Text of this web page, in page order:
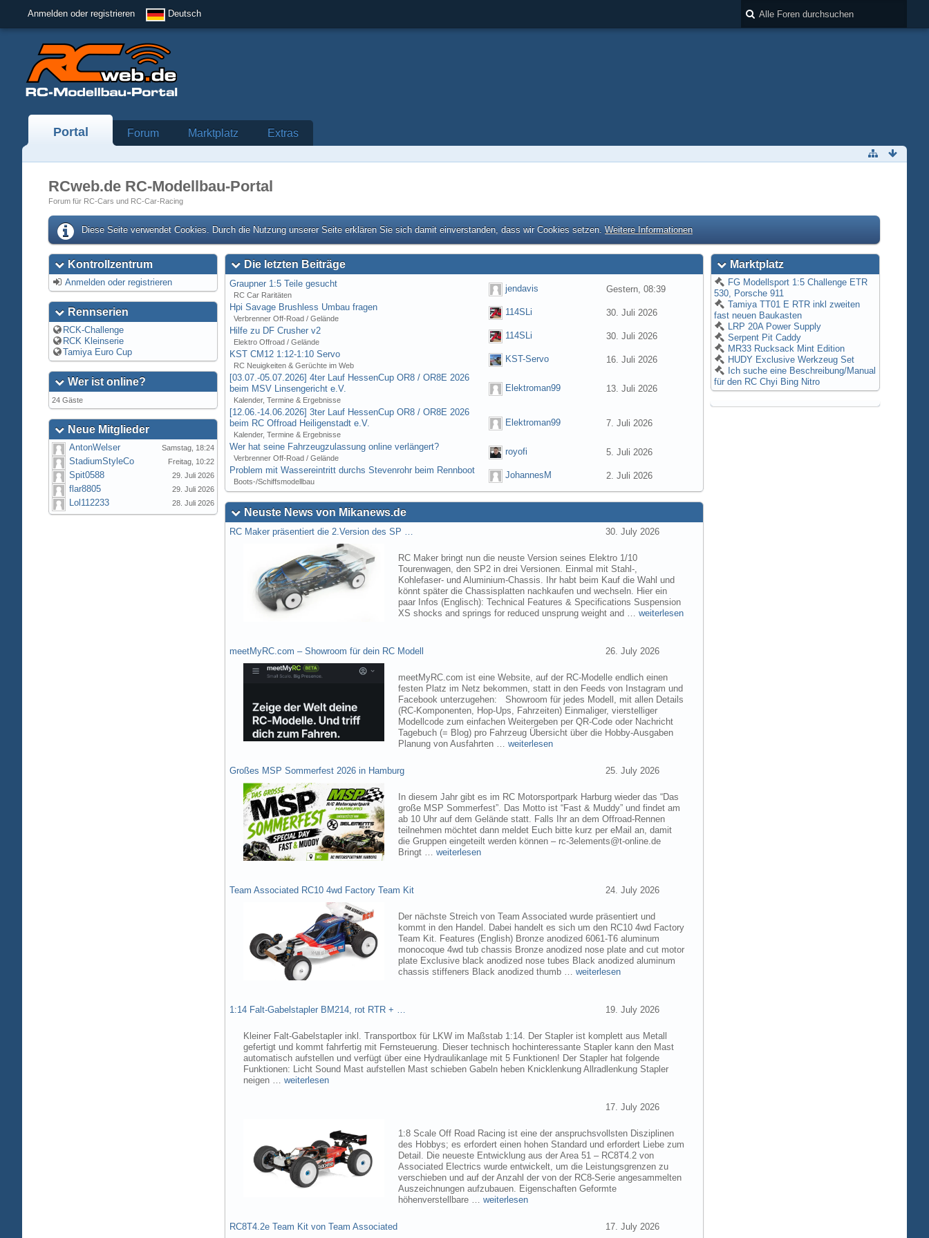
Anmelden oder registrieren Deutsch
Portal Forum Marktplatz Extras
RCweb.de RC-Modellbau-Portal
Forum für RC-Cars und RC-Car-Racing
Diese Seite verwendet Cookies. Durch die Nutzung unserer Seite erklären Sie sich damit einverstanden, dass wir Cookies setzen. Weitere Informationen
Kontrollzentrum
Anmelden oder registrieren
Rennserien
RCK-Challenge
RCK Kleinserie
Tamiya Euro Cup
Wer ist online?
24 Gäste
Neue Mitglieder
AntonWelser Samstag, 18:24
StadiumStyleCo Freitag, 10:22
Spit0588 29. Juli 2026
flar8805 29. Juli 2026
Lol112233 28. Juli 2026
Die letzten Beiträge
Graupner 1:5 Teile gesucht
RC Car Raritäten
jendavis
Gestern, 08:39
Hpi Savage Brushless Umbau fragen
Verbrenner Off-Road / Gelände
114SLi
30. Juli 2026
Hilfe zu DF Crusher v2
Elektro Offroad / Gelände
114SLi
30. Juli 2026
KST CM12 1:12-1:10 Servo
RC Neuigkeiten & Gerüchte im Web
KST-Servo
16. Juli 2026
[03.07.-05.07.2026] 4ter Lauf HessenCup OR8 / OR8E 2026
beim MSV Linsengericht e.V.
Kalender, Termine & Ergebnisse
Elektroman99 13. Juli 2026
[12.06.-14.06.2026] 3ter Lauf HessenCup OR8 / OR8E 2026
beim RC Offroad Heiligenstadt e.V.
Kalender, Termine & Ergebnisse
Elektroman99 7. Juli 2026
Wer hat seine Fahrzeugzulassung online verlängert?
Verbrenner Off-Road / Gelände
royofi
5. Juli 2026
Problem mit Wassereintritt durchs Stevenrohr beim Rennboot
Boots-/Schiffsmodellbau
JohannesM 2. Juli 2026
Neuste News von Mikanews.de
RC Maker präsentiert die 2.Version des SP … 30. July 2026
RC Maker bringt nun die neuste Version seines Elektro 1/10
Tourenwagen, den SP2 in drei Versionen. Einmal mit Stahl-,
Kohlefaser- und Aluminium-Chassis. Ihr habt beim Kauf die Wahl und
könnt später die Chassisplatten nachkaufen und wechseln. Hier ein
paar Infos (Englisch): Technical Features & Specifications Suspension
XS shocks and springs for reduced unsprung weight and …weiterlesen
meetMyRC.com – Showroom für dein RC Modell 26. July 2026
meetMyRC.com ist eine Website, auf der RC-Modelle endlich einen
festen Platz im Netz bekommen, statt in den Feeds von Instagram und
Facebook unterzugehen: Showroom für jedes Modell, mit allen Details
(RC-Komponenten, Hop-Ups, Fahrzeiten) Einmaliger, vierstelliger
Modellcode zum einfachen Weitergeben per QR-Code oder Nachricht
Tagebuch (= Blog) pro Fahrzeug Übersicht über die Hobby-Ausgaben
Planung von Ausfahrten …weiterlesen
Großes MSP Sommerfest 2026 in Hamburg 25. July 2026
In diesem Jahr gibt es im RC Motorsportpark Harburg wieder das “Das
große MSP Sommerfest”. Das Motto ist “Fast & Muddy” und findet am
ab 10 Uhr auf dem Gelände statt. Falls Ihr an dem Offroad-Rennen
teilnehmen möchtet dann meldet Euch bitte kurz per eMail an, damit
die Gruppen eingeteilt werden können – rc-3elements@t-online.de
Bringt …weiterlesen
Team Associated RC10 4wd Factory Team Kit 24. July 2026
Der nächste Streich von Team Associated wurde präsentiert und
kommt in den Handel. Dabei handelt es sich um den RC10 4wd Factory
Team Kit. Features (English) Bronze anodized 6061-T6 aluminum
monocoque 4wd tub chassis Bronze anodized nose plate and cut motor
plate Exclusive black anodized nose tubes Black anodized aluminum
chassis stiffeners Black anodized thumb …weiterlesen
1:14 Falt-Gabelstapler BM214, rot RTR + … 19. July 2026
Kleiner Falt-Gabelstapler inkl. Transportbox für LKW im Maßstab 1:14. Der Stapler ist komplett aus Metall
gefertigt und kommt fahrfertig mit Fernsteuerung. Dieser technisch hochinteressante Stapler kann den Mast
automatisch aufstellen und verfügt über eine Hydraulikanlage mit 5 Funktionen! Der Stapler hat folgende
Funktionen: Licht Sound Mast aufstellen Mast schieben Gabeln heben Knicklenkung Allradlenkung Stapler
neigen …weiterlesen
17. July 2026
1:8 Scale Off Road Racing ist eine der anspruchsvollsten Disziplinen
des Hobbys; es erfordert einen hohen Standard und erfordert Liebe zum
Detail. Die neueste Entwicklung aus der Area 51 – RC8T4.2 von
Associated Electrics wurde entwickelt, um die Leistungsgrenzen zu
verschieben und auf der Anzahl der von der RC8-Serie angesammelten
Auszeichnungen aufzubauen. Eigenschaften Geformte
höhenverstellbare …weiterlesen
RC8T4.2e Team Kit von Team Associated 17. July 2026
Marktplatz
FG Modellsport 1:5 Challenge ETR
530, Porsche 911
Tamiya TT01 E RTR inkl zweiten
fast neuen Baukasten
LRP 20A Power Supply
Serpent Pit Caddy
MR33 Rucksack Mint Edition
HUDY Exclusive Werkzeug Set
Ich suche eine Beschreibung/Manual
für den RC Chyi Bing Nitro